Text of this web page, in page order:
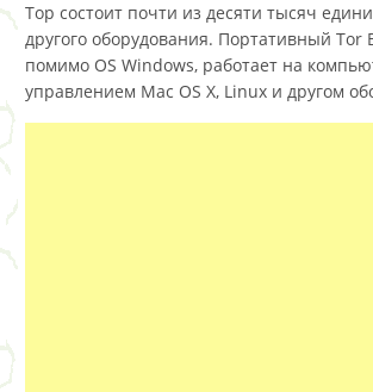
Тор состоит почти из десяти тысяч
другого оборудования. Портативный Tor
помимо OS Windows, работает на
управлением Mac OS X, Linux и другом